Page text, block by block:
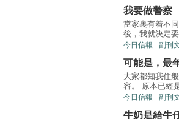
我要做警察
當家裏有着不
後，我就決定
今日信報 副刊
可能是，最
大家都知我住
容。 原本已經
今日信報 副刊
牛奶是給牛